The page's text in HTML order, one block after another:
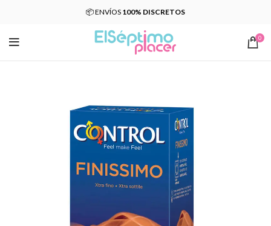
📦 ENVÍOS 100% DISCRETOS
0